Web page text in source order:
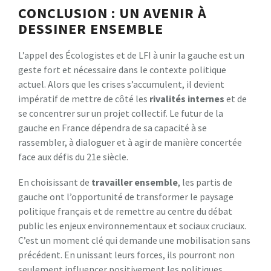
CONCLUSION : UN AVENIR À
DESSINER ENSEMBLE
L’appel des Écologistes et de LFI à unir la gauche est un
geste fort et nécessaire dans le contexte politique
actuel. Alors que les crises s’accumulent, il devient
impératif de mettre de côté les rivalités internes et de
se concentrer sur un projet collectif. Le futur de la
gauche en France dépendra de sa capacité à se
rassembler, à dialoguer et à agir de manière concertée
face aux défis du 21e siècle.
En choisissant de travailler ensemble, les partis de
gauche ont l’opportunité de transformer le paysage
politique français et de remettre au centre du débat
public les enjeux environnementaux et sociaux cruciaux.
C’est un moment clé qui demande une mobilisation sans
précédent. En unissant leurs forces, ils pourront non